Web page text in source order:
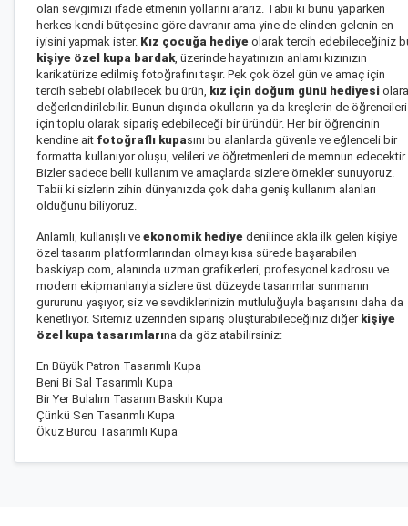
olan sevgimizi ifade etmenin yollarını ararız. Tabii ki bunu yaparken
herkes kendi bütçesine göre davranır ama yine de elinden gelenin en
iyisini yapmak ister. Kız çocuğa hediye olarak tercih edebileceğiniz
kişiye özel kupa bardak, üzerinde hayatınızın anlamı kızınızın
karikatürize edilmiş fotoğrafını taşır. Pek çok özel gün ve amaç için
tercih sebebi olabilecek bu ürün, kız için doğum günü hediyesi
değerlendirilebilir. Bunun dışında okulların ya da kreşlerin de öğrencileri
için toplu olarak sipariş edebileceği bir üründür. Her bir öğrencinin
kendine ait fotoğraflı kupasını bu alanlarda güvenle ve eğlenceli bir
formatta kullanıyor oluşu, velileri ve öğretmenleri de memnun edecektir.
Bizler sadece belli kullanım ve amaçlarda sizlere örnekler sunuyoruz.
Tabii ki sizlerin zihin dünyanızda çok daha geniş kullanım alanları
olduğunu biliyoruz.
Anlamlı, kullanışlı ve ekonomik hediye denilince akla ilk gelen kişiye
özel tasarım platformlarından olmayı kısa sürede başarabilen
baskiyap.com, alanında uzman grafikerleri, profesyonel kadrosu ve
modern ekipmanlarıyla sizlere üst düzeyde tasarımlar sunmanın
gururunu yaşıyor, siz ve sevdiklerinizin mutluluğuyla başarısını daha da
kenetliyor. Sitemiz üzerinden sipariş oluşturabileceğiniz diğer kişiye
özel kupa tasarımlarına da göz atabilirsiniz:
En Büyük Patron Tasarımlı Kupa
Beni Bi Sal Tasarımlı Kupa
Bir Yer Bulalım Tasarım Baskılı Kupa
Çünkü Sen Tasarımlı Kupa
Öküz Burcu Tasarımlı Kupa